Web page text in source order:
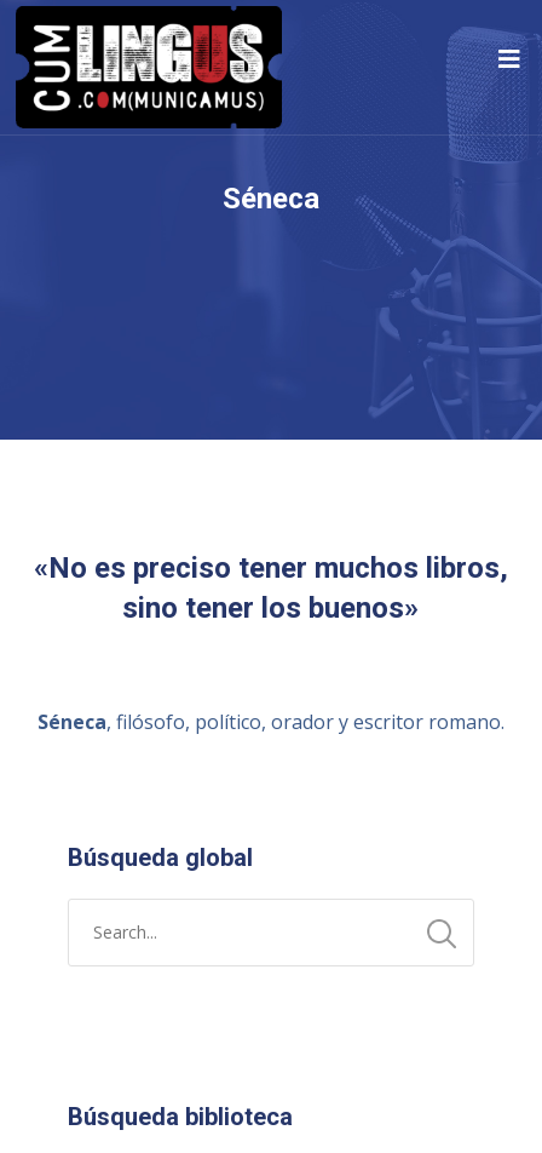
Séneca
«No es preciso tener muchos libros,
sino tener los buenos»
Séneca, filósofo, político, orador y escritor romano.
Búsqueda global
Búsqueda biblioteca